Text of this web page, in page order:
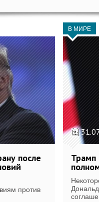
после
против
В МИРЕ
Трамп